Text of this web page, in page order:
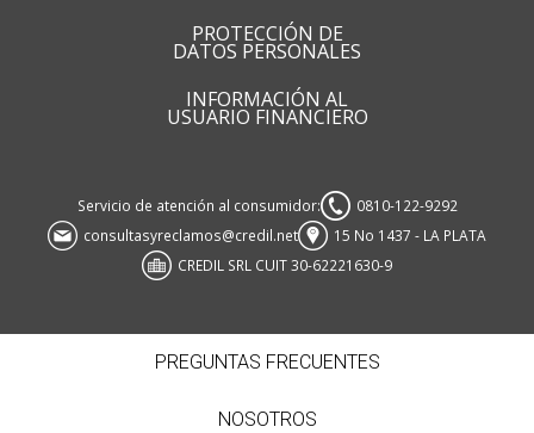
PROTECCIÓN DE
DATOS PERSONALES
INFORMACIÓN AL
USUARIO FINANCIERO
Servicio de atención al consumidor:
0810-122-9292
consultasyreclamos@credil.net
15 No 1437 - LA PLATA
CREDIL SRL CUIT 30-62221630-9
PREGUNTAS FRECUENTES
NOSOTROS